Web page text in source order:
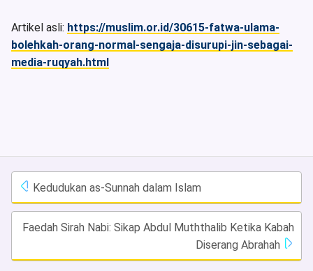
Artikel asli: https://muslim.or.id/30615-fatwa-ulama-
bolehkah-orang-normal-sengaja-disurupi-jin-sebagai-
media-ruqyah.html
Kedudukan as-Sunnah dalam Islam
Faedah Sirah Nabi: Sikap Abdul Muththalib Ketika Kabah
Diserang Abrahah